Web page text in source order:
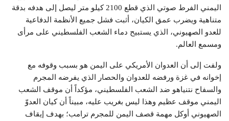
اليمني الفرط صوتي الذي قطع 2100 كيلو متر ليصل إلى هدفه بدقة
متناهية ويضرب عمق الكيان، أثبت فشل جميع الأنظمة الدفاعية
للعدو الصهيوني، الذي يستبيح دماء الشعب الفلسطيني على مرأى
ومسمع العالم.
ولفت إلى أن العدوان الأمريكي على اليمن هو بسبب وقوفه مع
إخوانه في غزة ورفضه للعدوان والحصار الذي يفرضه المجرم
والسفاح نتنياهو ضد الشعب الفلسطيني، مؤكداً أن موقف الشعب
اليمني موقف عظيم وهذا ليس بغريب عليه، مبيناً أن كيان العدوّ
الصهيوني أوكل مهمة قصف اليمن للمجرم ترامب؛ بهدف إيقاف